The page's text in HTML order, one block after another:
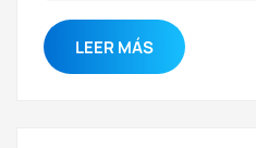
LEER MÁS